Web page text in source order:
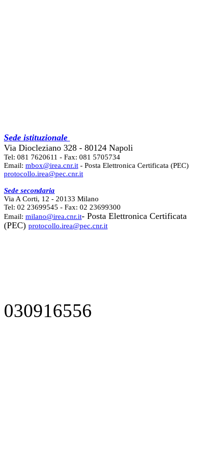
Sede istituzionale
Via Diocleziano 328 - 80124 Napoli
Tel: 081 7620611 - Fax: 081 5705734
Email: mbox@irea.cnr.it - Posta Elettronica Certificata (PEC)
protocollo.irea@pec.cnr.it
Sede secondaria
Via A Corti, 12 - 20133 Milano
Tel: 02 23699545 - Fax: 02 23699300
Email: milano@irea.cnr.it- Posta Elettronica Certificata
(PEC) protocollo.irea@pec.cnr.it
030916556